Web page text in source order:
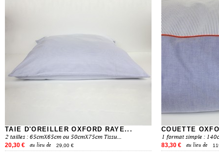
TAIE D'OREILLER OXFORD RAYE...
2 tailles : 65cmX65cm ou 50cmX75cm Tissu...
20,30 €
au lieu de 29,00 €
COUETTE
1 format simple :
83,30 €
au lieu de